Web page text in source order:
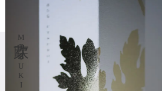
MEBUKI